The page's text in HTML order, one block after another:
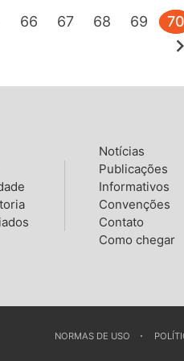
66 67 68 69 70
chevron_right
Notícias
Publicações
Informativos
Convenções
Contato
Como chegar
NORMAS DE USO